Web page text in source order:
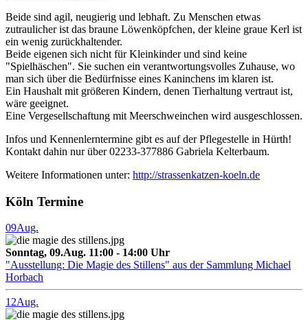
Beide sind agil, neugierig und lebhaft. Zu Menschen etwas
zutraulicher ist das braune Löwenköpfchen, der kleine graue Kerl ist
ein wenig zurückhaltender.
Beide eigenen sich nicht für Kleinkinder und sind keine
"Spielhäschen". Sie suchen ein verantwortungsvolles Zuhause, wo
man sich über die Bedürfnisse eines Kaninchens im klaren ist.
Ein Haushalt mit größeren Kindern, denen Tierhaltung vertraut ist,
wäre geeignet.
Eine Vergesellschaftung mit Meerschweinchen wird ausgeschlossen.
Infos und Kennenlerntermine gibt es auf der Pflegestelle in Hürth!
Kontakt dahin nur über 02233-377886 Gabriela Kelterbaum.
Weitere Informationen unter: http://strassenkatzen-koeln.de
Köln Termine
09Aug.
Sonntag, 09.Aug. 11:00 - 14:00 Uhr
"Ausstellung: Die Magie des Stillens" aus der Sammlung Michael
Horbach
12Aug.